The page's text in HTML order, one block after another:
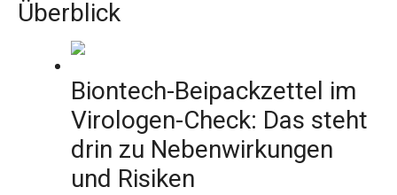
Überblick
Biontech-Beipackzettel im
Virologen-Check: Das steht
drin zu Nebenwirkungen
und Risiken